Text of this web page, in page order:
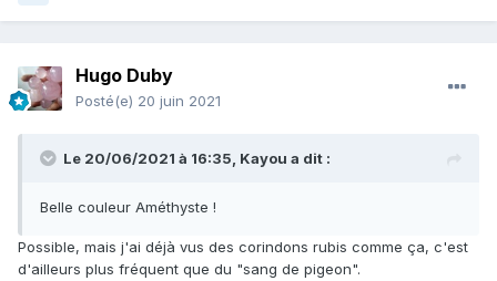
Hugo Duby
Posté(e) 20 juin 2021
Le 20/06/2021 à 16:35, Kayou a dit :
Belle couleur Améthyste !
Possible, mais j'ai déjà vus des corindons rubis comme ça, c'est
d'ailleurs plus fréquent que du "sang de pigeon".